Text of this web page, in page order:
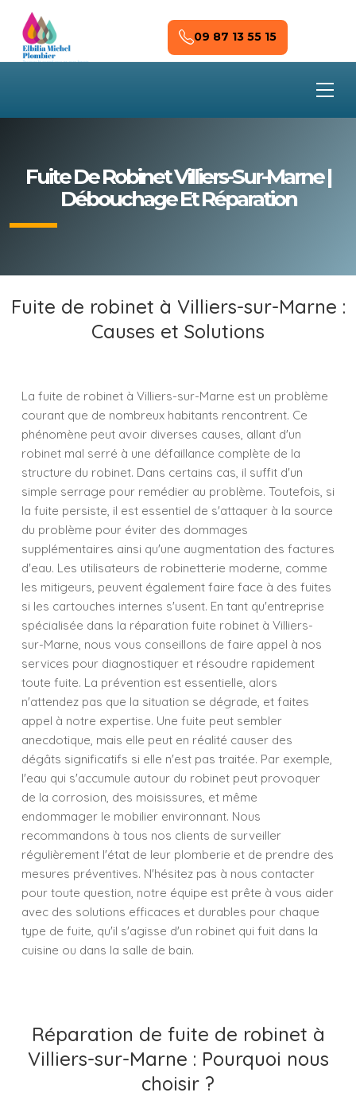
Skip to main content
09 87 13 55 15
Fuite De Robinet Villiers-Sur-Marne |
Débouchage Et Réparation
Fuite de robinet à Villiers-sur-Marne :
Causes et Solutions
La fuite de robinet à Villiers-sur-Marne est un problème
courant que de nombreux habitants rencontrent. Ce
phénomène peut avoir diverses causes, allant d'un
robinet mal serré à une défaillance complète de la
structure du robinet. Dans certains cas, il suffit d'un
simple serrage pour remédier au problème. Toutefois, si
la fuite persiste, il est essentiel de s'attaquer à la source
du problème pour éviter des dommages
supplémentaires ainsi qu'une augmentation des factures
d'eau. Les utilisateurs de robinetterie moderne, comme
les mitigeurs, peuvent également faire face à des fuites
si les cartouches internes s'usent. En tant qu'entreprise
spécialisée dans la réparation fuite robinet à Villiers-
sur-Marne, nous vous conseillons de faire appel à nos
services pour diagnostiquer et résoudre rapidement
toute fuite. La prévention est essentielle, alors
n'attendez pas que la situation se dégrade, et faites
appel à notre expertise. Une fuite peut sembler
anecdotique, mais elle peut en réalité causer des
dégâts significatifs si elle n'est pas traitée. Par exemple,
l'eau qui s'accumule autour du robinet peut provoquer
de la corrosion, des moisissures, et même
endommager le mobilier environnant. Nous
recommandons à tous nos clients de surveiller
régulièrement l'état de leur plomberie et de prendre des
mesures préventives. N'hésitez pas à nous contacter
pour toute question, notre équipe est prête à vous aider
avec des solutions efficaces et durables pour chaque
type de fuite, qu'il s'agisse d'un robinet qui fuit dans la
cuisine ou dans la salle de bain.
Réparation de fuite de robinet à
Villiers-sur-Marne : Pourquoi nous
choisir ?